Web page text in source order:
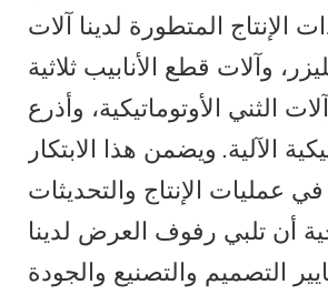
الإنتاج المتطورة لدينا آلات
وآلات قطع الأنابيب ثلاثية
الثني الأوتوماتيكية، وأذرع
الآلية. ويضمن هذا الابتكار
عمليات الإنتاج والتحديثات
أن تلبي رفوف العرض لدينا